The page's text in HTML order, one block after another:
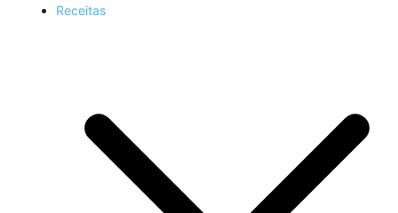
Receitas